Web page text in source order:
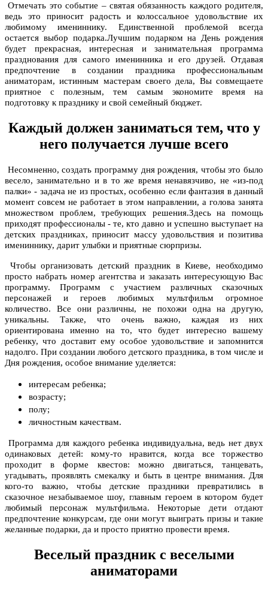
Отмечать это событие – святая обязанность каждого родителя,
ведь это приносит радость и колоссальное удовольствие их
любимому имениннику. Единственной проблемой всегда
остается выбор подарка.Лучшим подарком на День рождения
будет прекрасная, интересная и занимательная программа
празднования для самого именинника и его друзей. Отдавая
предпочтение в создании праздника профессиональным
аниматорам, истинным мастерам своего дела, Вы совмещаете
приятное с полезным, тем самым экономите время на
подготовку к празднику и свой семейный бюджет.
Каждый должен заниматься тем, что у
него получается лучше всего
Несомненно, создать программу дня рождения, чтобы это было
весело, занимательно и в то же время ненавязчиво, не «из-под
палки» - задача не из простых, особенно если фантазия в данный
момент совсем не работает в этом направлении, а голова занята
множеством проблем, требующих решения.Здесь на помощь
приходят профессионалы - те, кто давно и успешно выступает на
детских праздниках, приносит массу удовольствия и позитива
имениннику, дарит улыбки и приятные сюрпризы.
Чтобыорганизовать детский праздник в Киеве, необходимо
просто набрать номер агентства и заказать интересующую Вас
программу. Программ с участием различных сказочных
персонажей и героев любимых мультфильм огромное
количество. Все они различны, не похожи одна на другую,
уникальны. Также, что очень важно, каждая из них
ориентирована именно на то, что будет интересно вашему
ребенку, что доставит ему особое удовольствие и запомнится
надолго. При создании любого детского праздника, в том числе и
Дня рождения, особое внимание уделяется:
интересам ребенка;
возрасту;
полу;
личностным качествам.
Программа для каждого ребенка индивидуальна, ведь нет двух
одинаковых детей: кому-то нравится, когда все торжество
проходит в форме квестов: можно двигаться, танцевать,
угадывать, проявлять смекалку и быть в центре внимания. Для
кого-то важно, чтобы детские праздники превратились в
сказочное незабываемое шоу, главным героем в котором будет
любимый персонаж мультфильма. Некоторые дети отдают
предпочтение конкурсам, где они могут выиграть призы и такие
желанные подарки, да и просто приятно провести время.
Веселый праздник с веселыми
аниматорами